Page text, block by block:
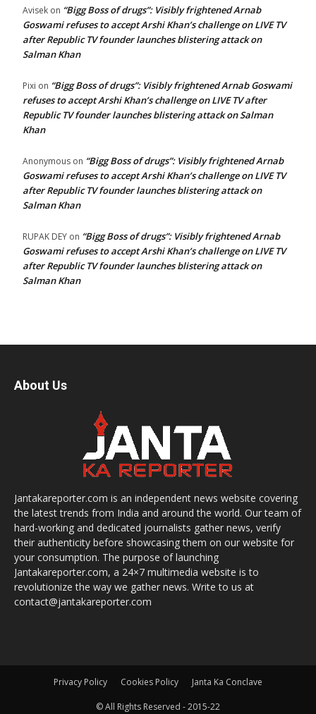
Avisek on “Bigg Boss of drugs”: Visibly frightened Arnab
Goswami refuses to accept Arshi Khan’s challenge on LIVE TV
after Republic TV founder launches blistering attack on
Salman Khan
Pixi on “Bigg Boss of drugs”: Visibly frightened Arnab Goswami
refuses to accept Arshi Khan’s challenge on LIVE TV after
Republic TV founder launches blistering attack on Salman
Khan
Anonymous on “Bigg Boss of drugs”: Visibly frightened Arnab
Goswami refuses to accept Arshi Khan’s challenge on LIVE TV
after Republic TV founder launches blistering attack on
Salman Khan
RUPAK DEY on “Bigg Boss of drugs”: Visibly frightened Arnab
Goswami refuses to accept Arshi Khan’s challenge on LIVE TV
after Republic TV founder launches blistering attack on
Salman Khan
About Us
Jantakareporter.com is an independent news website covering
the latest trends from India and around the world. Our team of
hard-working and dedicated journalists gather news, verify
their authenticity before showcasing them on our website for
your consumption. The purpose of launching
Jantakareporter.com, a 24×7 multimedia website is to
revolutionize the way we gather news. Write to us at
contact@jantakareporter.com
Privacy Policy Cookies Policy Janta Ka Conclave
© All Rights Reserved - 2015-22